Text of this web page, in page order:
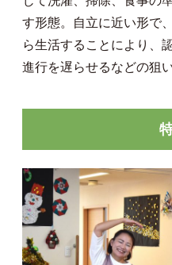
す形態。自立に近い形で
ら生活することにより、
進行を遅らせるなどの狙